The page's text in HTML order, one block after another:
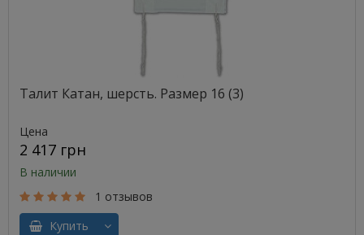
Талит Катан, шерсть. Размер 16 (3)
Цена
2 417 грн
В наличии
1 отзывов
Купить